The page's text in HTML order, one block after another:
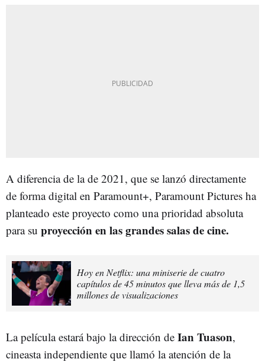
A diferencia de la de 2021, que se lanzó directamente
de forma digital en Paramount+, Paramount Pictures ha
planteado este proyecto como una prioridad absoluta
para su proyección en las grandes salas de cine.
Hoy en Netflix: una miniserie de cuatro
capítulos de 45 minutos que lleva más de 1,5
millones de visualizaciones
La película estará bajo la dirección de Ian Tuason,
cineasta independiente que llamó la atención de la